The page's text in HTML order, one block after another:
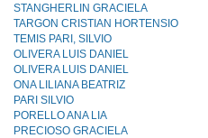
STANGHERLIN GRACIELA
TARGON CRISTIAN HORTENSIO
TEMIS PARI, SILVIO
OLIVERA LUIS DANIEL
OLIVERA LUIS DANIEL
ONA LILIANA BEATRIZ
PARI SILVIO
PORELLO ANA LIA
PRECIOSO GRACIELA